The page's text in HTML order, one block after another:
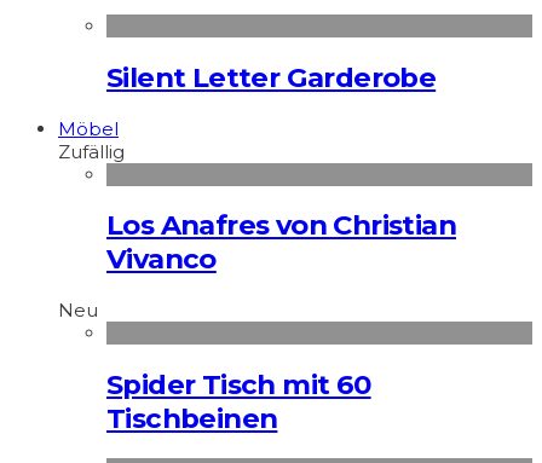
Silent Letter Garderobe
Möbel
Zufällig
Los Anafres von Christian
Vivanco
Neu
Spider Tisch mit 60
Tischbeinen